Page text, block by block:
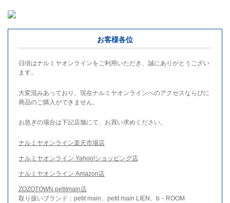
お客様各位
日頃はナルミヤオンラインをご利用いただき、誠にありがとうござい
ます。
大変混みあっており、現在ナルミヤオンラインへのアクセスならびに
商品のご購入ができません。
お急ぎの場合は下記店舗にて、お買い求めください。
ナルミヤオンライン楽天市場店
ナルミヤオンライン Yahoo!ショッピング店
ナルミヤオンライン Amazon店
ZOZOTOWN petitmain店
取り扱いブランド：petit main、petit main LIEN、b・ROOM